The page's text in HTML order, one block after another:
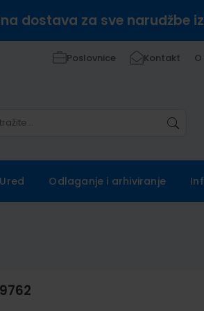
dostava za sve narudžbe
Poslovnice Kontakt
Ured Odlaganje i arhiviranje